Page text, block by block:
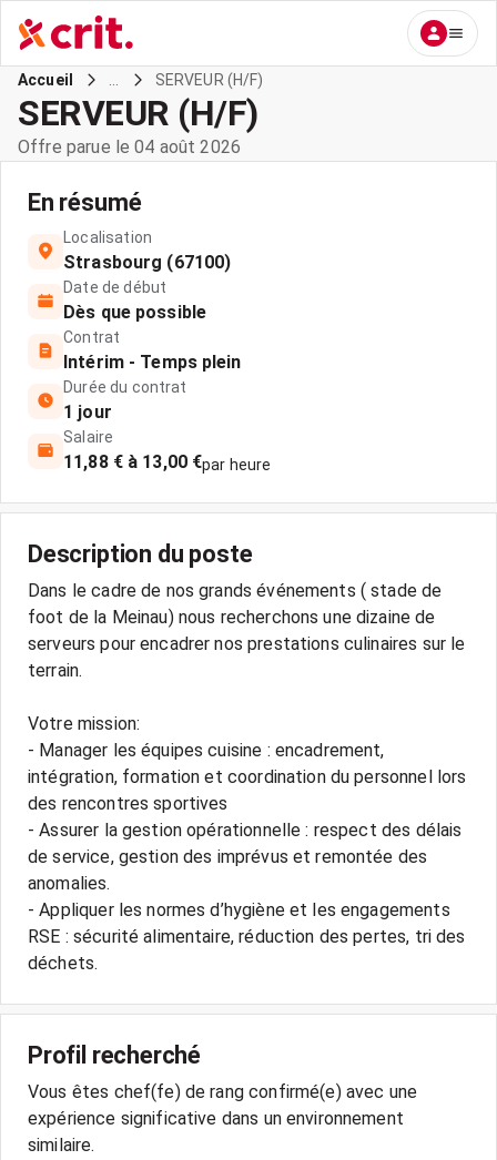
Accueil SERVEUR (H/F)
SERVEUR (H/F)
Offre parue le 04 août 2026
En résumé
Localisation
Strasbourg (67100)
Date de début
Dès que possible
Contrat
Intérim - Temps plein
Durée du contrat
1 jour
Salaire
11,88 € à 13,00 €par heure
Description du poste
Dans le cadre de nos grands événements ( stade de
foot de la Meinau) nous recherchons une dizaine de
serveurs pour encadrer nos prestations culinaires sur le
terrain.
Votre mission:
- Manager les équipes cuisine : encadrement,
intégration, formation et coordination du personnel lors
des rencontres sportives
- Assurer la gestion opérationnelle : respect des délais
de service, gestion des imprévus et remontée des
anomalies.
- Appliquer les normes d’hygiène et les engagements
RSE : sécurité alimentaire, réduction des pertes, tri des
déchets.
Profil recherché
Vous êtes chef(fe) de rang confirmé(e) avec une
expérience significative dans un environnement
similaire.